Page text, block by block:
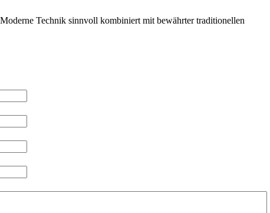
Technik sinnvoll kombiniert mit bewährter traditionellen